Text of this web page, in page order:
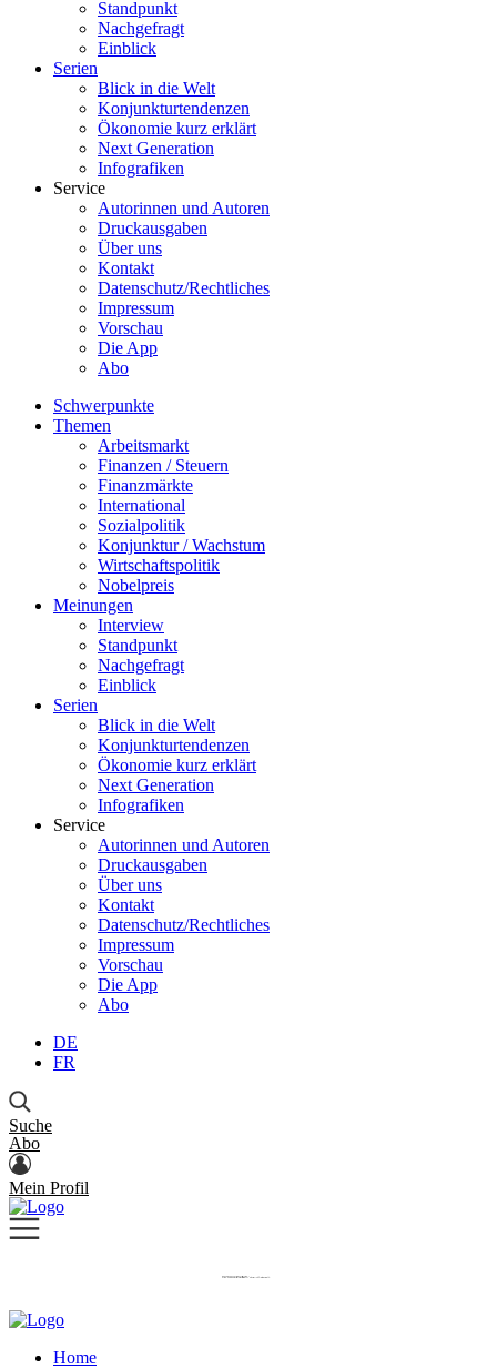
Standpunkt
Nachgefragt
Einblick
Serien
Blick in die Welt
Konjunkturtendenzen
Ökonomie kurz erklärt
Next Generation
Infografiken
Service
Autorinnen und Autoren
Druckausgaben
Über uns
Kontakt
Datenschutz/Rechtliches
Impressum
Vorschau
Die App
Abo
Schwerpunkte
Themen
Arbeitsmarkt
Finanzen / Steuern
Finanzmärkte
International
Sozialpolitik
Konjunktur / Wachstum
Wirtschaftspolitik
Nobelpreis
Meinungen
Interview
Standpunkt
Nachgefragt
Einblick
Serien
Blick in die Welt
Konjunkturtendenzen
Ökonomie kurz erklärt
Next Generation
Infografiken
Service
Autorinnen und Autoren
Druckausgaben
Über uns
Kontakt
Datenschutz/Rechtliches
Impressum
Vorschau
Die App
Abo
DE
FR
Suche
Abo
Mein Profil
Home